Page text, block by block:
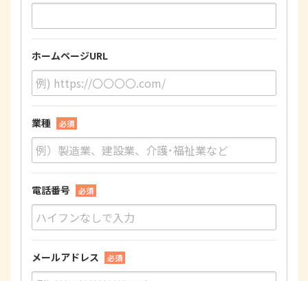
ホームページURL
業種 必須
電話番号 必須
メールアドレス 必須